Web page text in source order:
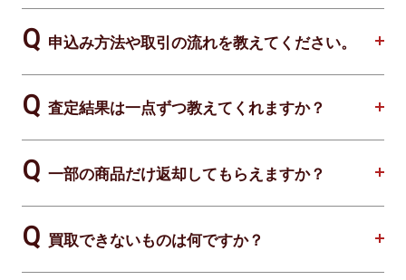
申込み方法や取引の流れを教えてください。
査定結果は一点ずつ教えてくれますか？
一部の商品だけ返却してもらえますか？
買取できないものは何ですか？